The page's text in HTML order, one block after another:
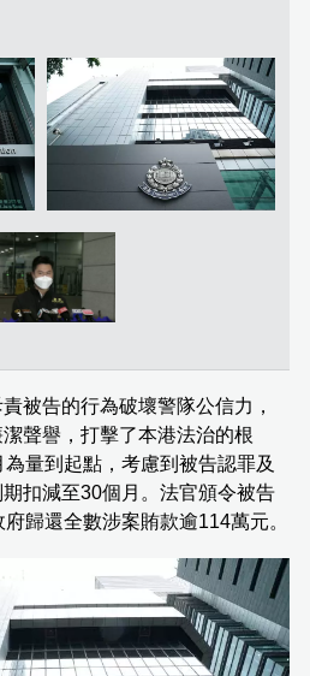
被告的行為破壞警隊公信力，
聲譽，打擊了本港法治的根
量到起點，考慮到被告認罪及
扣減至30個月。法官頒令被告
歸還全數涉案賄款逾114萬元。